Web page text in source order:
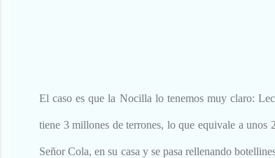
El caso es que la Nocilla lo tenemos muy claro:
tiene 3 millones de terrones, lo que equivale a
Señor Cola, en su casa y se pasa rellenando